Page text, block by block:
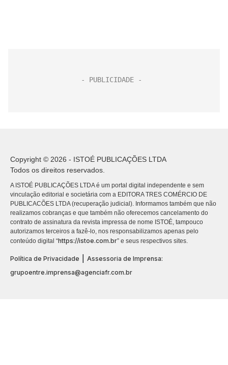
Copyright © 2026 - ISTOÉ PUBLICAÇÕES LTDA
Todos os direitos reservados.
A ISTOÉ PUBLICAÇÕES LTDA é um portal digital independente e sem
vinculação editorial e societária com a EDITORA TRES COMÉRCIO DE
PUBLICACÕES LTDA (recuperação judicial). Informamos também que não
realizamos cobranças e que também não oferecemos cancelamento do
contrato de assinatura da revista impressa de nome ISTOÉ, tampouco
autorizamos terceiros a fazê-lo, nos responsabilizamos apenas pelo
conteúdo digital “https://istoe.com.br” e seus respectivos sites.
Política de Privacidade
Assessoria de Imprensa:
grupoentre.imprensa@agenciafr.com.br